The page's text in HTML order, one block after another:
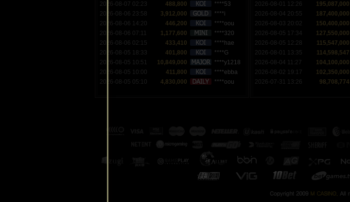
2026-08-07 02:23 488,800
****53
2026-08-06 23:58
3,912,000
****i
2026-08-06 14:20
446,200
****oou
2026-08-06 07:11
1,177,600
****320
2026-08-06 02:15
433,410
****hae
2026-08-05 18:33
401,800
****G
2026-08-05 10:51
10,849,000
****y1218
2026-08-05 10:00
411,800
****ebba
2026-08-05 05:10
4,830,000 ****oou
2026-08-01 12:26 195,087,000
2026-08-04 20:55
187,400,000
2026-08-03 20:02
150,400,000
2026-08-05 17:34
127,550,000
2026-08-05 12:28
115,547,000
2026-08-01 13:35
114,598,547
2026-08-04 11:27
104,100,000
2026-08-02 19:17
102,350,000
2026-07-31 13:26
98,708,774